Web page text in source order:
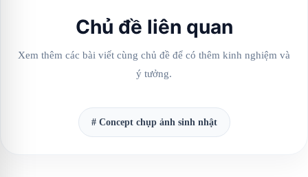
Chủ đề liên quan
Xem thêm các bài viết cùng chủ đề để có thêm kinh nghiệm và
ý tưởng.
# Concept chụp ảnh sinh nhật